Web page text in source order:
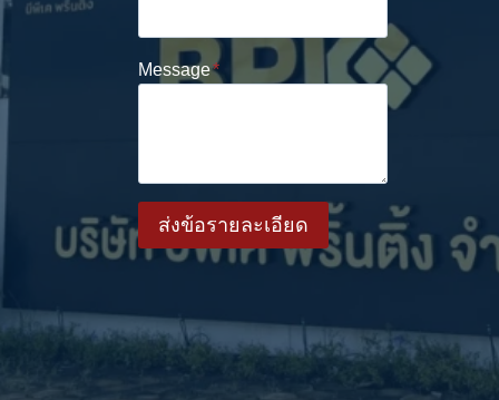
Message*
ส่งข้อรายละเอียด